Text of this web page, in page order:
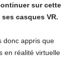
sur cette
casques VR.
donc appris que
en réalité virtuelle